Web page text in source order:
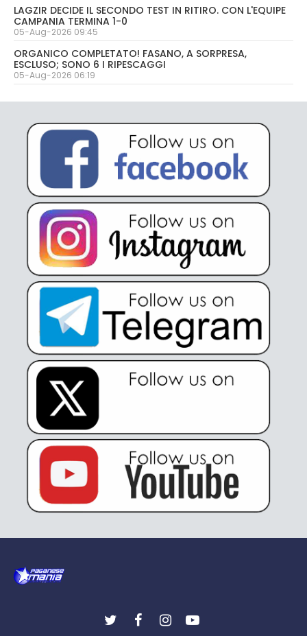
LAGZIR DECIDE IL SECONDO TEST IN RITIRO. CON L'EQUIPE
CAMPANIA TERMINA 1-0
05-Aug-2026 09:45
ORGANICO COMPLETATO! FASANO, A SORPRESA,
ESCLUSO; SONO 6 I RIPESCAGGI
05-Aug-2026 06:19